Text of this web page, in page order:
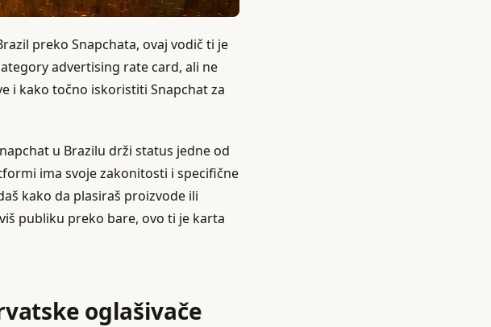
preko Snapchata, ovaj vodič ti je
advertising rate card, ali ne
i kako točno iskoristiti Snapchat za
u Brazilu drži status jedne od
ima svoje zakonitosti i specifične
kako da plasiraš proizvode ili
publiku preko bare, ovo ti je karta
oglašivače